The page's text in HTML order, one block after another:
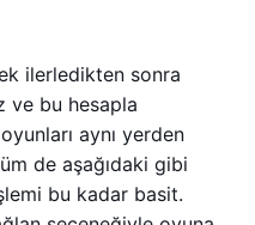
ilerledikten sonra
ve bu hesapla
aynı yerden
de aşağıdaki gibi
bu kadar basit.